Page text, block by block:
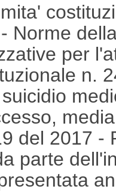
Norme
per
n.
del 2017 -
parte